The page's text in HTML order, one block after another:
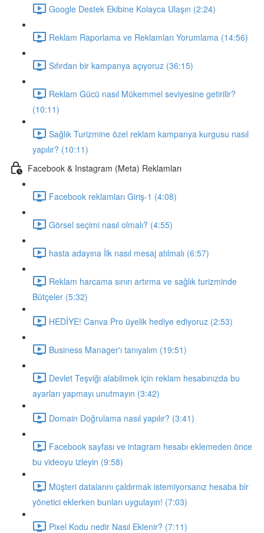
Google Destek Ekibine Kolayca Ulaşın (2:24)
Reklam Raporlama ve Reklamları Yorumlama (14:56)
Sıfırdan bir kampanya açıyoruz (36:15)
Reklam Gücü nasıl Mükemmel seviyesine getirilir?
(10:11)
Sağlık Turizmine özel reklam kampanya kurgusu nasıl
yapılır? (10:11)
Facebook & Instagram (Meta) Reklamları
Facebook reklamları Giriş-1 (4:08)
Görsel seçimi nasıl olmalı? (4:55)
hasta adayına İlk nasıl mesaj atılmalı (6:57)
Reklam harcama sınırı artırma ve sağlık turizminde
Bütçeler (5:32)
HEDİYE! Canva Pro üyelik hediye ediyoruz (2:53)
Business Manager'ı tanıyalım (19:51)
Devlet Teşviği alabilmek için reklam hesabınızda bu
ayarları yapmayı unutmayın (3:42)
Domain Doğrulama nasıl yapılır? (3:41)
Facebook sayfası ve intagram hesabı eklemeden önce
bu videoyu izleyin (9:58)
Müşteri datalarını çaldırmak istemiyorsanız hesaba bir
yönetici eklerken bunları uygulayın! (7:03)
Pixel Kodu nedir Nasıl Eklenir? (7:11)